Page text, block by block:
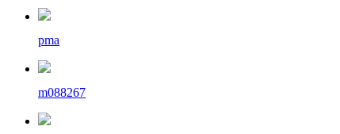
pma
m088267